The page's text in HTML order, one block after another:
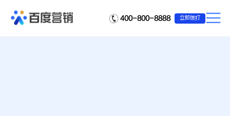
400-800-8888 立即拨打